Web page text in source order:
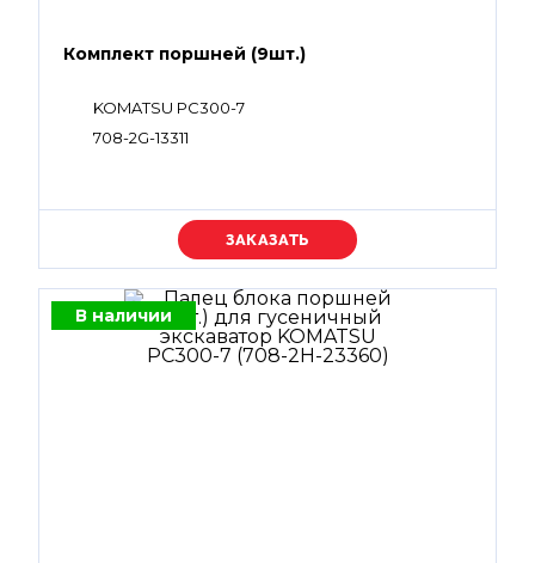
Комплект поршней (9шт.)
KOMATSU PC300-7
708-2G-13311
Уточняйте цену
В наличии